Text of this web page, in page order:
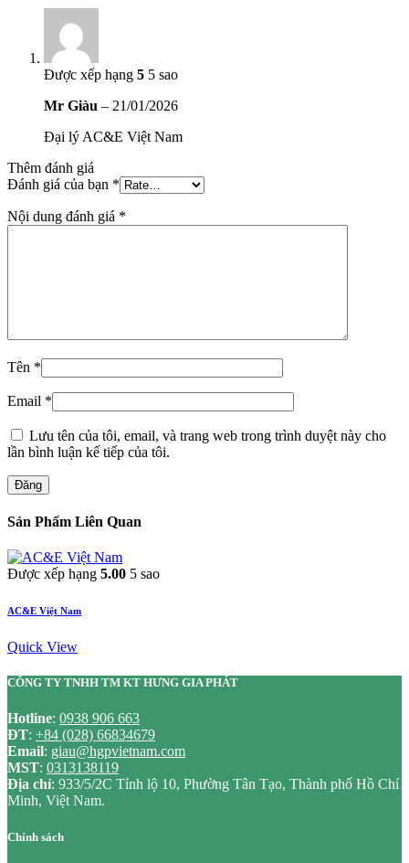
Được xếp hạng 5 5 sao
Mr Giàu – 21/01/2026
Đại lý AC&E Việt Nam
Thêm đánh giá
Đánh giá của bạn *
Nội dung đánh giá *
Tên *
Email *
Lưu tên của tôi, email, và trang web trong trình duyệt này cho
lần bình luận kế tiếp của tôi.
Đăng
Sản Phẩm Liên Quan
Được xếp hạng 5.00 5 sao
AC&E Việt Nam
Quick View
CÔNG TY TNHH TM KT HƯNG GIA PHÁT
Hotline: 0938 906 663
ĐT: +84 (028) 66834679
Email: giau@hgpvietnam.com
MST: 0313138119
Địa chỉ: 933/5/2C Tỉnh lộ 10, Phường Tân Tạo, Thành phố Hồ Chí
Minh, Việt Nam.
Chính sách